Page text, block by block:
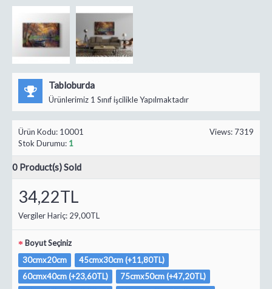
Tabloburda
Ürünlerimiz 1 Sınıf işcilikle Yapılmaktadır
Views: 7319
Ürün Kodu: 10001
Stok Durumu: 1
0 Product(s) Sold
34,22TL
Vergiler Hariç: 29,00TL
Boyut Seçiniz
30cmx20cm
45cmx30cm (+11,80TL)
60cmx40cm (+23,60TL)
75cmx50cm (+47,20TL)